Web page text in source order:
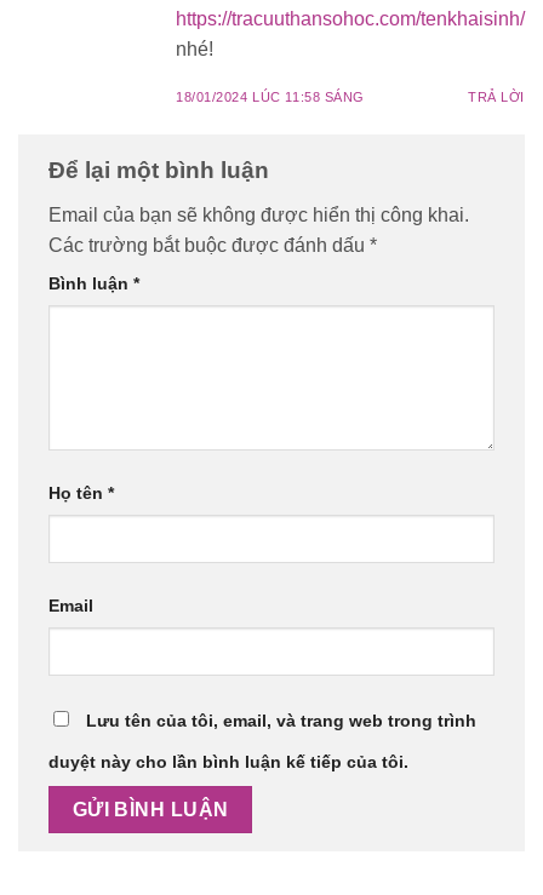
https://tracuuthansohoc.com/tenkhaisinh/
nhé!
18/01/2024 LÚC 11:58 SÁNG TRẢ LỜI
Để lại một bình luận
Email của bạn sẽ không được hiển thị công khai.
Các trường bắt buộc được đánh dấu *
Bình luận *
Họ tên *
Email
Lưu tên của tôi, email, và trang web trong trình
duyệt này cho lần bình luận kế tiếp của tôi.